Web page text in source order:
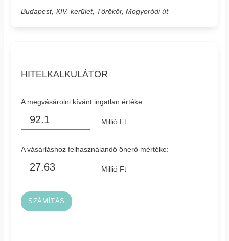
Budapest, XIV. kerület, Törökőr, Mogyoródi út
HITELKALKULÁTOR
A megvásárolni kívánt ingatlan értéke:
Millió Ft
A vásárláshoz felhasználandó önerő mértéke:
Millió Ft
SZÁMÍTÁS